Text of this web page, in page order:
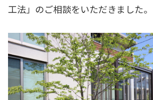
工法」のご相談をいただきました。